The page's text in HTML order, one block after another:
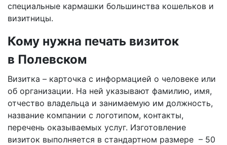
специальные кармашки большинства кошельков и
визитницы.
Кому нужна печать визиток
в Полевском
Визитка – карточка с информацией о человеке или
об организации. На ней указывают фамилию, имя,
отчество владельца и занимаемую им должность,
название компании с логотипом, контакты,
перечень оказываемых услуг. Изготовление
визиток выполняется в стандартном размере – 50